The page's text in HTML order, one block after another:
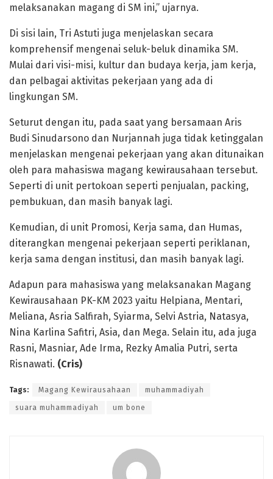
melaksanakan magang di SM ini,” ujarnya.
Di sisi lain, Tri Astuti juga menjelaskan secara
komprehensif mengenai seluk-beluk dinamika SM.
Mulai dari visi-misi, kultur dan budaya kerja, jam kerja,
dan pelbagai aktivitas pekerjaan yang ada di
lingkungan SM.
Seturut dengan itu, pada saat yang bersamaan Aris
Budi Sinudarsono dan Nurjannah juga tidak ketinggalan
menjelaskan mengenai pekerjaan yang akan ditunaikan
oleh para mahasiswa magang kewirausahaan tersebut.
Seperti di unit pertokoan seperti penjualan, packing,
pembukuan, dan masih banyak lagi.
Kemudian, di unit Promosi, Kerja sama, dan Humas,
diterangkan mengenai pekerjaan seperti periklanan,
kerja sama dengan institusi, dan masih banyak lagi.
Adapun para mahasiswa yang melaksanakan Magang
Kewirausahaan PK-KM 2023 yaitu Helpiana, Mentari,
Meliana, Asria Salfirah, Syiarma, Selvi Astria, Natasya,
Nina Karlina Safitri, Asia, dan Mega. Selain itu, ada juga
Rasni, Masniar, Ade Irma, Rezky Amalia Putri, serta
Risnawati. (Cris)
Tags: Magang Kewirausahaan muhammadiyah
suara muhammadiyah um bone